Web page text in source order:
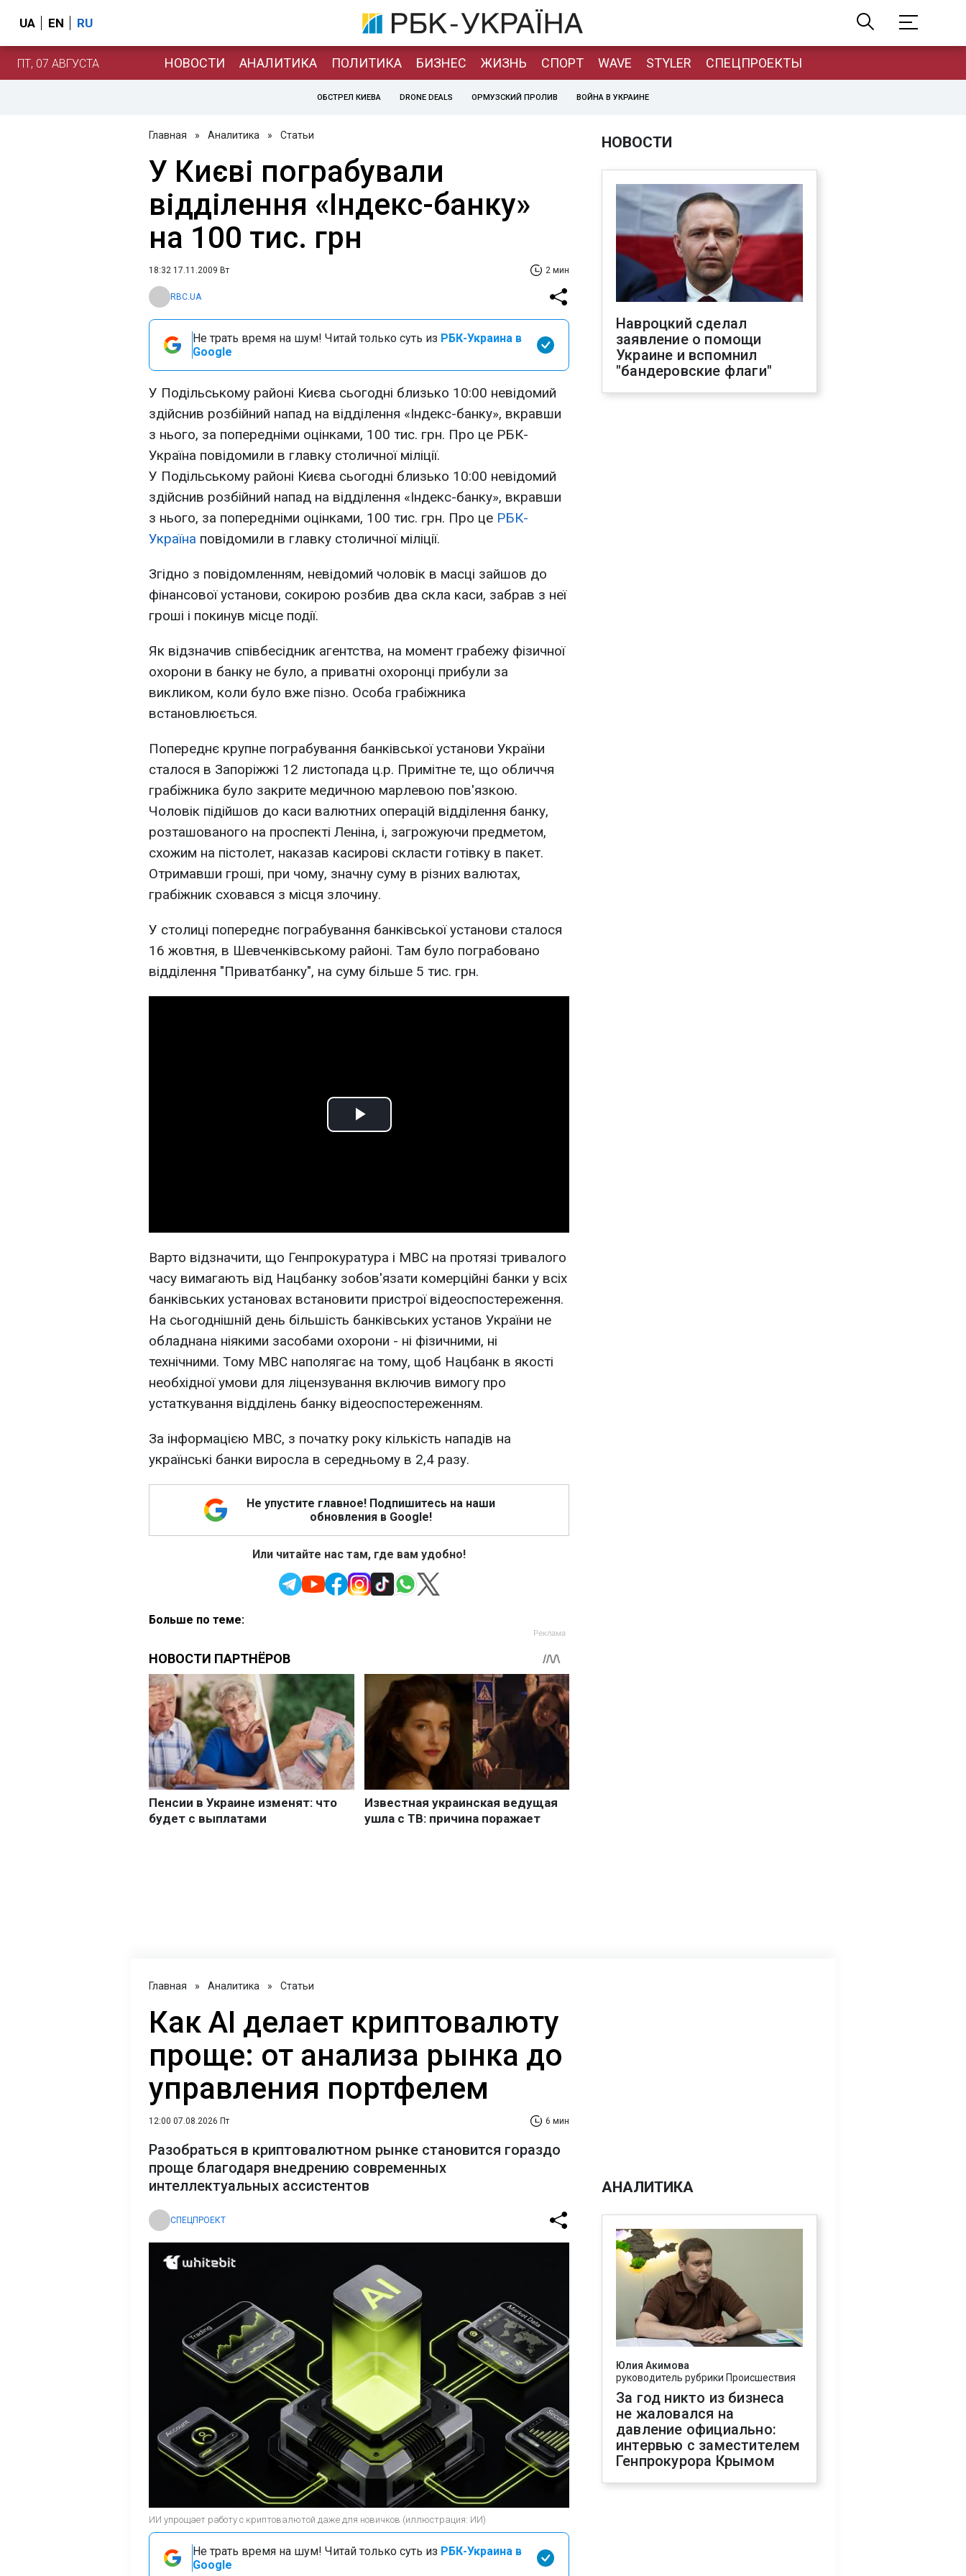
UA EN RU
ПТ, 07 АВГУСТА НОВОСТИ АНАЛИТИКА ПОЛИТИКА БИЗНЕС ЖИЗНЬ СПОРТ WAVE STYLER СПЕЦПРОЕКТЫ
ОБСТРЕЛ КИЕВА DRONE DEALS ОРМУЗСКИЙ ПРОЛИВ ВОЙНА В УКРАИНЕ
Главная » Аналитика » Статьи
У Києві пограбували
відділення «Індекс-банку»
на 100 тис. грн
18:32 17.11.2009 Вт 2 мин
RBC.UA
Не трать время на шум! Читай только суть из РБК-Украина в
Google
У Подільському районі Києва сьогодні близько 10:00 невідомий
здійснив розбійний напад на відділення «Індекс-банку», вкравши
з нього, за попередніми оцінками, 100 тис. грн. Про це РБК-
Україна повідомили в главку столичної міліції.
У Подільському районі Києва сьогодні близько 10:00 невідомий
здійснив розбійний напад на відділення «Індекс-банку», вкравши
з нього, за попередніми оцінками, 100 тис. грн. Про це РБК-
Україна повідомили в главку столичної міліції.
Згідно з повідомленням, невідомий чоловік в масці зайшов до
фінансової установи, сокирою розбив два скла каси, забрав з неї
гроші і покинув місце події.
Як відзначив співбесідник агентства, на момент грабежу фізичної
охорони в банку не було, а приватні охоронці прибули за
викликом, коли було вже пізно. Особа грабіжника
встановлюється.
Попереднє крупне пограбування банківської установи України
сталося в Запоріжжі 12 листопада ц.р. Примітне те, що обличчя
грабіжника було закрите медичною марлевою пов'язкою.
Чоловік підійшов до каси валютних операцій відділення банку,
розташованого на проспекті Леніна, і, загрожуючи предметом,
схожим на пістолет, наказав касирові скласти готівку в пакет.
Отримавши гроші, при чому, значну суму в різних валютах,
грабіжник сховався з місця злочину.
У столиці попереднє пограбування банківської установи сталося
16 жовтня, в Шевченківському районі. Там було пограбовано
відділення "Приватбанку", на суму більше 5 тис. грн.
Play
Варто відзначити, що Генпрокуратура і МВС на протязі тривалого
часу вимагають від Нацбанку зобов'язати комерційні банки у всіх
банківських установах встановити пристрої відеоспостереження.
На сьогоднішній день більшість банківських установ України не
обладнана ніякими засобами охорони - ні фізичними, ні
технічними. Тому МВС наполягає на тому, щоб Нацбанк в якості
необхідної умови для ліцензування включив вимогу про
устаткування відділень банку відеоспостереженням.
За інформацією МВС, з початку року кількість нападів на
українські банки виросла в середньому в 2,4 разу.
Не упустите главное! Подпишитесь на наши
обновления в Google!
Или читайте нас там, где вам удобно!
Больше по теме:
НОВОСТИ
Навроцкий сделал
заявление о помощи
Украине и вспомнил
"бандеровские флаги"
Главная » Аналитика » Статьи
Как AI делает криптовалюту
проще: от анализа рынка до
управления портфелем
12:00 07.08.2026 Пт 6 мин
Разобраться в криптовалютном рынке становится гораздо
проще благодаря внедрению современных
интеллектуальных ассистентов
СПЕЦПРОЕКТ
ИИ упрощает работу с криптовалютой даже для новичков (иллюстрация: ИИ)
Не трать время на шум! Читай только суть из РБК-Украина в
Google
АНАЛИТИКА
Юлия Акимова
руководитель рубрики Происшествия
За год никто из бизнеса
не жаловался на
давление официально:
интервью с заместителем
Генпрокурора Крымом